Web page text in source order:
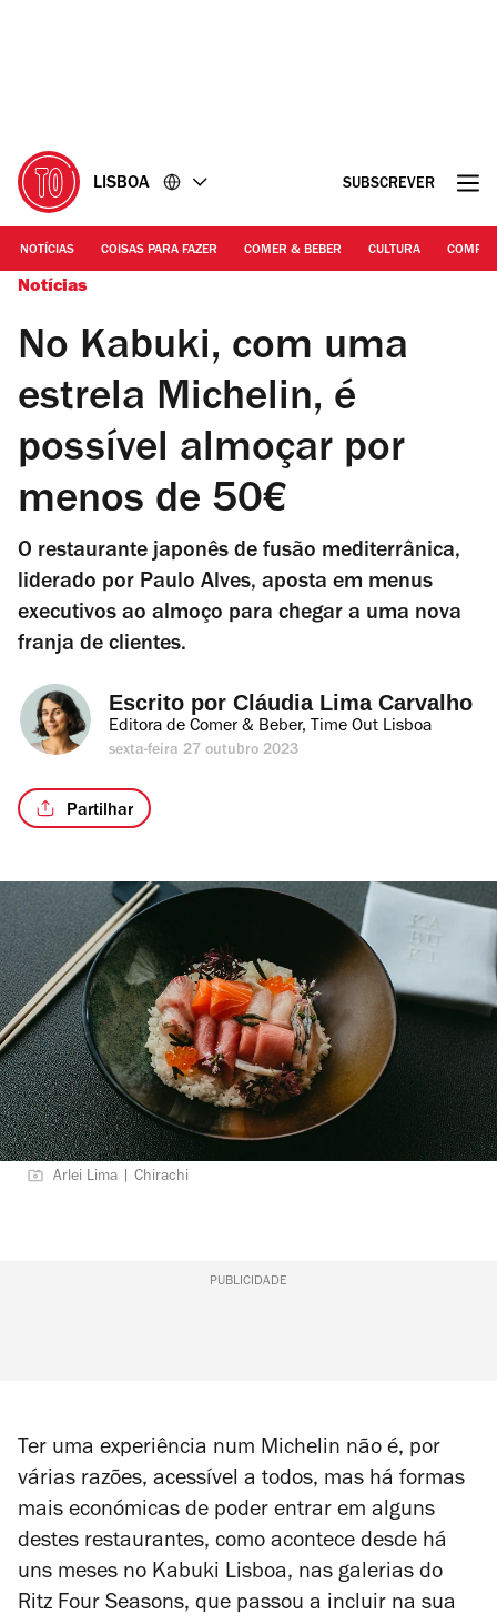
LISBOA SUBSCREVER
NOTÍCIAS COISAS PARA FAZER COMER & BEBER CULTURA
Notícias
No Kabuki, com uma
estrela Michelin, é
possível almoçar por
menos de 50€
O restaurante japonês de fusão mediterrânica,
liderado por Paulo Alves, aposta em menus
executivos ao almoço para chegar a uma nova
franja de clientes.
Escrito por Cláudia Lima Carvalho
Editora de Comer & Beber, Time Out Lisboa
sexta-feira 27 outubro 2023
Partilhar
Arlei Lima | Chirachi
PUBLICIDADE
Ter uma experiência num Michelin não é, por
várias razões, acessível a todos, mas há formas
mais económicas de poder entrar em alguns
destes restaurantes, como acontece desde há
uns meses no Kabuki Lisboa, nas galerias do
Ritz Four Seasons, que passou a incluir na sua